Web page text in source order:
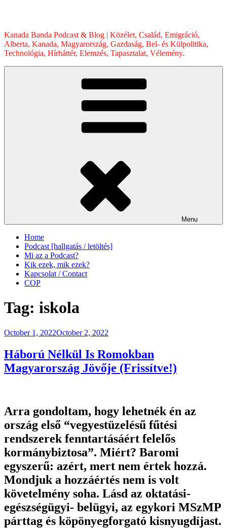
Kanada Banda Podcast & Blog | Közélet, Család, Emigráció,
Alberta, Kanada, Magyarország, Gazdaság, Bel- és Külpolitika,
Technológia, Hírháttér, Elemzés, Tapasztalat, Vélemény.
Menu
Home
Podcast [hallgatás / letöltés]
Mi az a Podcast?
Kik ezek, mik ezek?
Kapcsolat / Contact
COP
Tag: iskola
Posted
October 1, 2022October 2, 2022
Háború Nélkül Is Romokban
Magyarország Jövője (Frissítve!)
Arra gondoltam, hogy lehetnék én az
ország első “vegyestüzelésű fűtési
rendszerek fenntartásáért felelős
kormánybiztosa”. Miért? Baromi
egyszerű: azért, mert nem értek hozzá.
Mondjuk a hozzáértés nem is volt
követelmény soha. Lásd az oktatási-
egészségügyi- belügyi, az egykori MSzMP
párttag és köpönyegforgató kisnyugdíjast.